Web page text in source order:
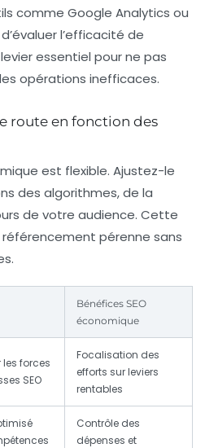
comme Google Analytics ou
l’efficacité de
essentiel pour ne pas
opérations inefficaces.
route en fonction des
est flexible. Ajustez-le
des algorithmes, de la
de votre audience. Cette
pérenne sans
Bénéfices SEO
économique
les forces
SEO
Focalisation des
efforts sur leviers
rentables
Contrôle des
dépenses et